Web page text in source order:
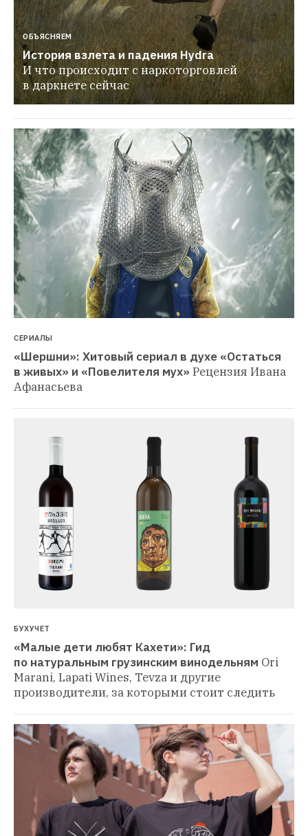
ОБЪЯСНЯЕМ
История взлета и падения Hydra
И что происходит с наркоторговлей
в даркнете сейчас
СЕРИАЛЫ
«Шершни»: Хитовый сериал в духе «Остаться
в живых» и «Повелителя мух» Рецензия Ивана
Афанасьева
БУХУЧЕТ
«Малые дети любят Кахети»: Гид
по натуральным грузинским винодельням Ori
Marani, Lapati Wines, Tevza и другие
производители, за которыми стоит следить